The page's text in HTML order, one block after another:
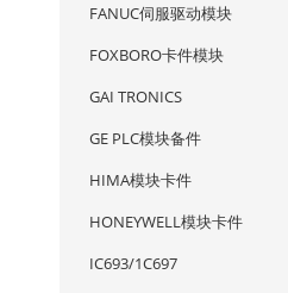
FANUC伺服驱动模块
FOXBORO卡件模块
GAI TRONICS
GE PLC模块备件
HIMA模块卡件
HONEYWELL模块卡件
IC693/1C697